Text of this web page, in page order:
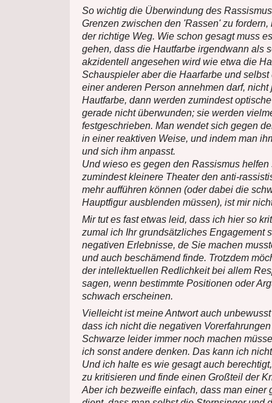
So wichtig die Überwindung des
Grenzen zwischen den 'Rassen' zu fordern,
der richtige Weg. Wie schon gesagt muss
gehen, dass die Hautfarbe irgendwann als
akzidentell angesehen wird wie etwa die
Schauspieler aber die Haarfarbe und selbst
einer anderen Person annehmen darf, nicht
Hautfarbe, dann werden zumindest
gerade nicht überwunden; sie werden
festgeschrieben. Man wendet sich gegen
in einer reaktiven Weise, und indem man
und sich ihm anpasst.
Und wieso es gegen den Rassismus helfen
zumindest kleinere Theater den anti-
mehr aufführen können (oder dabei die
Hauptfigur ausblenden müssen), ist mir
Mir tut es fast etwas leid, dass ich hier so
zumal ich Ihr grundsätzliches Engagement
negativen Erlebnisse, de Sie machen
und auch beschämend finde. Trotzdem
der intellektuellen Redlichkeit bei allem
sagen, wenn bestimmte Positionen oder
schwach erscheinen.
Vielleicht ist meine Antwort auch
dass ich nicht die negativen
Schwarze leider immer noch machen
ich sonst andere denken. Das kann ich
Und ich halte es wie gesagt auch
zu kritisieren und finde einen Großteil der
Aber ich bezweifle einfach, dass man einer